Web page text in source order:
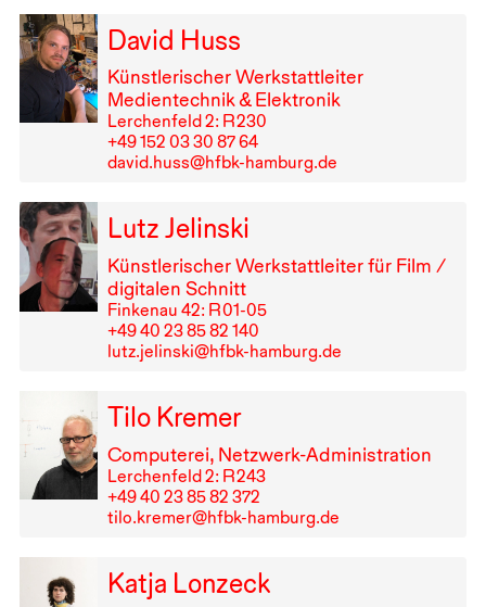
David Huss
Künstlerischer Werkstattleiter
Medientechnik & Elektronik
Lerchenfeld 2: R⁠ ⁠230
+49⁠ ⁠152⁠ ⁠03⁠ ⁠30⁠ ⁠87⁠ ⁠64
david.huss@hfbk-hamburg.de
Lutz Jelinski
Künstlerischer Werkstattleiter für Film /
digitalen Schnitt
Finkenau 42: R⁠ ⁠01-05
+49⁠ ⁠40⁠ ⁠23⁠ ⁠85⁠ ⁠82⁠ ⁠140
lutz.jelinski@hfbk-hamburg.de
Tilo Kremer
Computerei, Netzwerk-Administration
Lerchenfeld 2: R⁠ ⁠243
+49⁠ ⁠40⁠ ⁠23⁠ ⁠85⁠ ⁠82⁠ ⁠372
tilo.kremer@hfbk-hamburg.de
Katja Lonzeck